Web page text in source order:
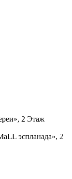
2 Этаж
эспланада», 2